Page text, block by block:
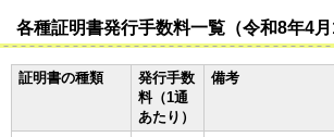
各種証明書発行手数料一覧（令和8年4月
証明書の種類
発行手数
料（1通
あたり）
備考